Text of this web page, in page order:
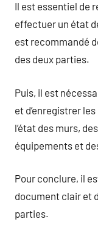
Il est essentiel de
effectuer un état
est recommandé
des deux parties.
Puis, il est
et d’enregistrer
l’état des murs,
équipements et
Pour conclure, il
document clair et
parties.